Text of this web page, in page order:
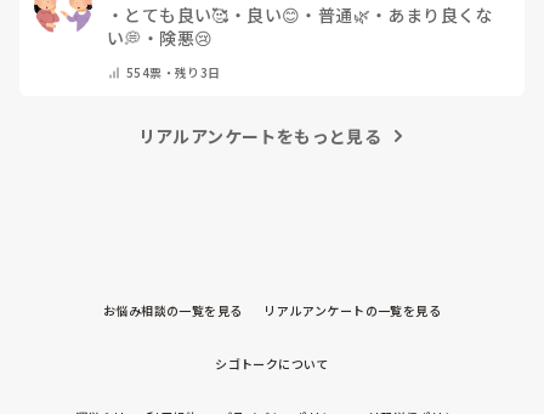
・ とても良い🥰 ・ 良い😊 ・ 普通🌿 ・ あまり良くな
い💭 ・ 険悪😢
554票・残り3日
リアルアンケートをもっと見る
お悩み相談の一覧を見る リアルアンケートの一覧を見る
シゴトークについて